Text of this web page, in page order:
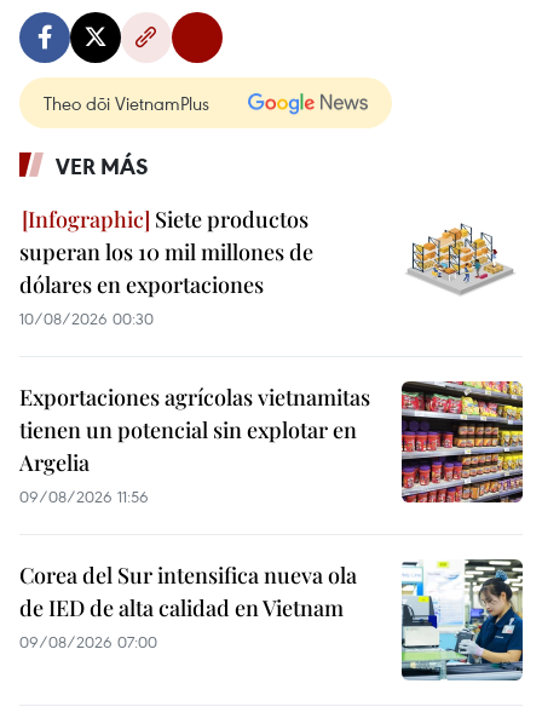
Theo dõi VietnamPlus
VER MÁS
Siete productos
superan los 10 mil millones de
dólares en exportaciones
10/08/2026 00:30
Exportaciones agrícolas vietnamitas
tienen un potencial sin explotar en
Argelia
09/08/2026 11:56
Corea del Sur intensifica nueva ola
de IED de alta calidad en Vietnam
09/08/2026 07:00